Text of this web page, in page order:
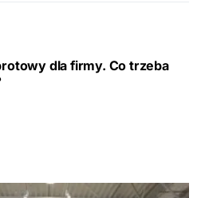
dla firmy. Co trzeba